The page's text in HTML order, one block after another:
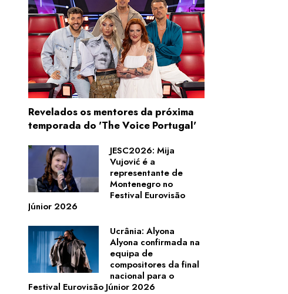
Revelados os mentores da próxima
temporada do 'The Voice Portugal'
JESC2026: Mija
Vujović é a
representante de
Montenegro no
Festival Eurovisão
Júnior 2026
Ucrânia: Alyona
Alyona confirmada na
equipa de
compositores da final
nacional para o
Festival Eurovisão Júnior 2026